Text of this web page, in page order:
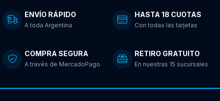
ENVÍO RÁPIDO
A toda Argentina
HASTA 18 CUOTAS
Con todas las tarjetas
COMPRA SEGURA
A través de MercadoPago
RETIRO GRATUITO
En nuestras 15 sucursales